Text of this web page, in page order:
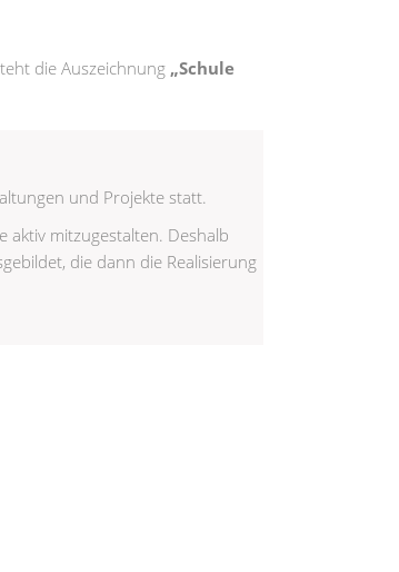
die Auszeichnung „Schule
und Projekte statt.
aktiv mitzugestalten. Deshalb
die dann die Realisierung